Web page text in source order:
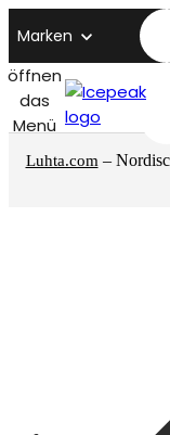
Marken
öffnen
das
Menü
Luhta.com –